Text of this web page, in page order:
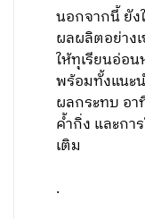
นอกจากนี้ ยั
ผลผลิตอย่าง
ให้ทุเรียนอ่อ
พร้อมทั้งแนะ
ผลกระทบ อา
ค้ำกิ่ง และกา
เติม
.